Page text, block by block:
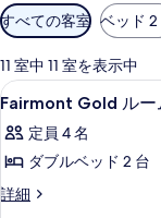
利
用
可
能
な
客
室
の
絞
すべての客室 ベッド 2
11 室中 11 室を表示中
Fairmont
Gold
ル
ー
ム
2
Fairmont Gold ルー
定員 4 名
ダブルベッド 2 台
詳細
Fairmont